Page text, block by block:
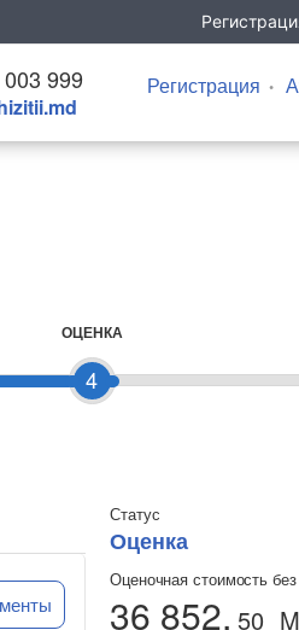
999 Регистрация
4
ОЦЕНКА
Статус
Оценка
Оценочная стоимость
36 852, 50